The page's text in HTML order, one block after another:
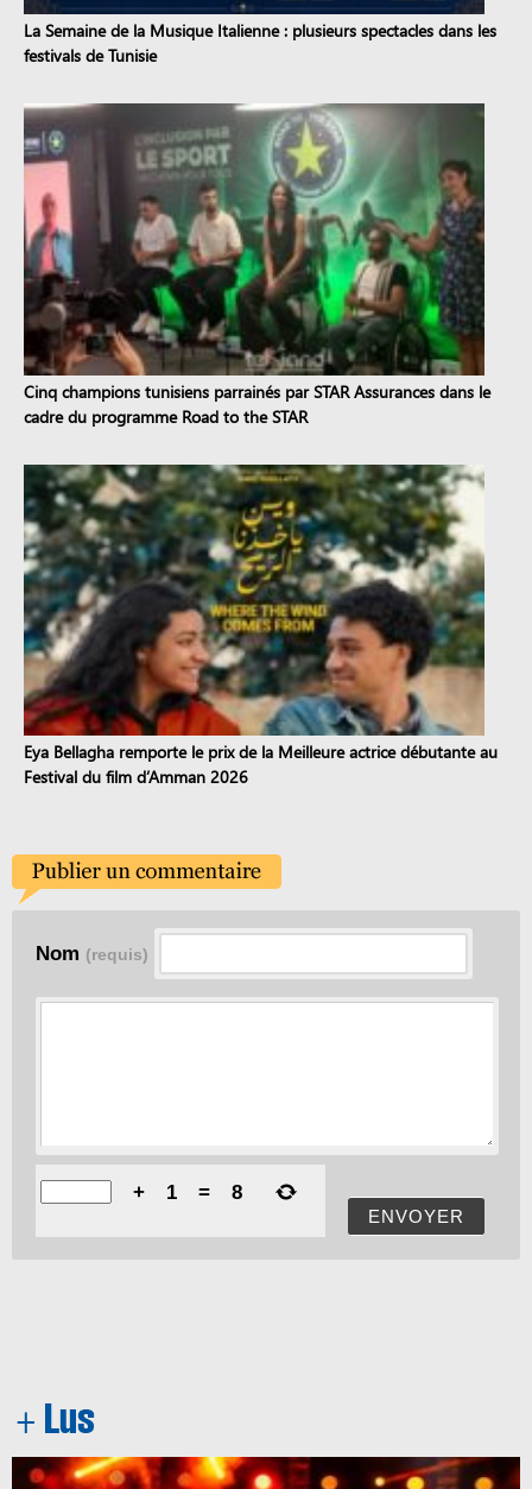
La Semaine de la Musique Italienne : plusieurs spectacles dans les
festivals de Tunisie
Cinq champions tunisiens parrainés par STAR Assurances dans le
cadre du programme Road to the STAR
Eya Bellagha remporte le prix de la Meilleure actrice débutante au
Festival du film d’Amman 2026
Nom (requis)
ENVOYER
+ 1 = 8